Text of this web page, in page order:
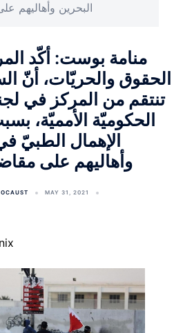
البحرين وأهاليهم
منامة بوست: أكّد
الحقوق والحريّات، أنّ
تنتقم من المركز في
الحكوميّة الأمميّة،
الإهمال الطبيّ
وأهاليهم على
MAY 31, 2021